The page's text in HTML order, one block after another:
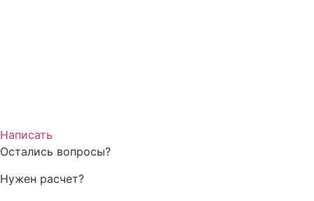
Написать
Остались вопросы?
Нужен расчет?